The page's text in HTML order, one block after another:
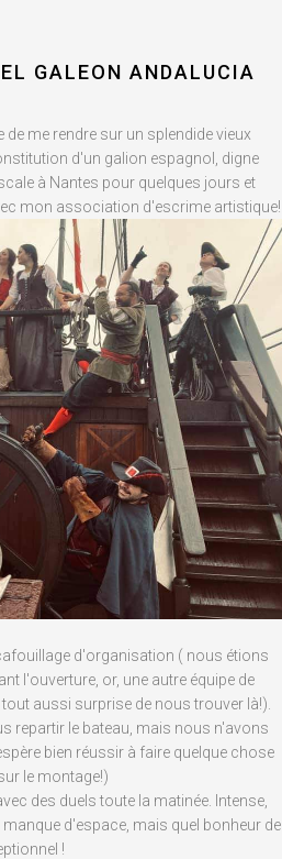
GALEON ANDALUCIA
de me rendre sur un splendide vieux
d'un galion espagnol, digne
à Nantes pour quelques jours et
mon association d'escrime artistique!
d'organisation ( nous étions
l'ouverture, or, une autre équipe de
aussi surprise de nous trouver là!).
repartir le bateau, mais nous n'avons
bien réussir à faire quelque chose
le montage!)
des duels toute la matinée. Intense,
d'espace, mais quel bonheur de
!